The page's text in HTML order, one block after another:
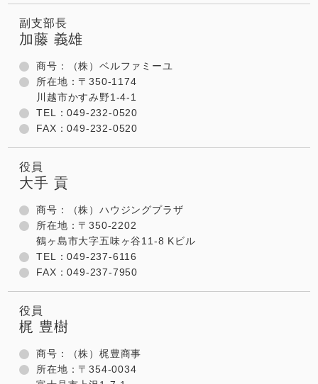
副支部長
加藤 義雄
商号：（株）ベルファミーユ
所在地：〒350-1174
川越市かすみ野1-4-1
TEL：049-232-0520
FAX：049-232-0520
役員
大手 貢
商号：（株）ハウジングプラザ
所在地：〒350-2202
鶴ヶ島市大字五味ヶ谷11-8 Kビル
TEL：049-237-6116
FAX：049-237-7950
役員
梶 豊樹
商号：（株）梶豊商事
所在地：〒354-0034